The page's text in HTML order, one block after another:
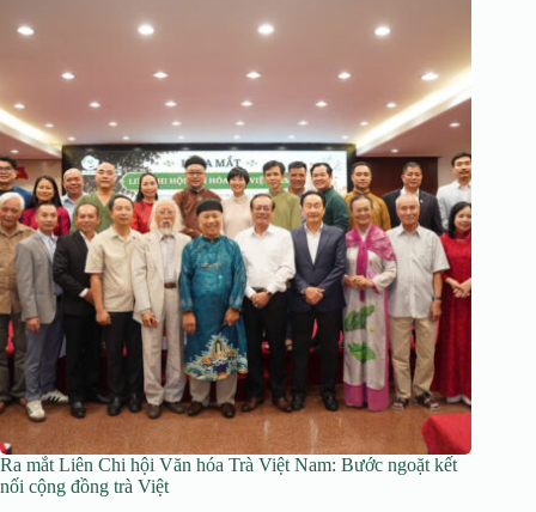
Ra mắt Liên Chi hội Văn hóa Trà Việt Nam: Bước ngoặt kết
nối cộng đồng trà Việt